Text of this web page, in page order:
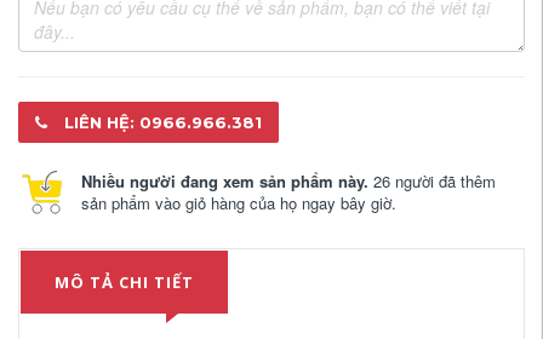
LIÊN HỆ: 0966.966.381
Nhiều người đang xem sản phẩm này. 26 người đã thêm
sản phẩm vào giỏ hàng của họ ngay bây giờ.
MÔ TẢ CHI TIẾT